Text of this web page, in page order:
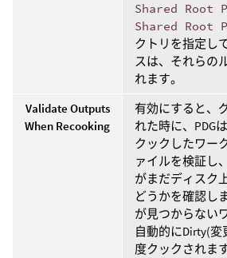
Shared Root
Shared Root
クトリを指定し
スは、それらの
れます。
Validate Outputs
When Recooking
有効にすると、
れた時に、PDG
クックしたワー
ァイルを検証し
がまだディスク
どうかを確認し
が見つからない
自動的にDirty(
度クックされま